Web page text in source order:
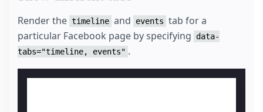
Render the timeline and events tab for a
particular Facebook page by specifying
data-
tabs="timeline, events" .